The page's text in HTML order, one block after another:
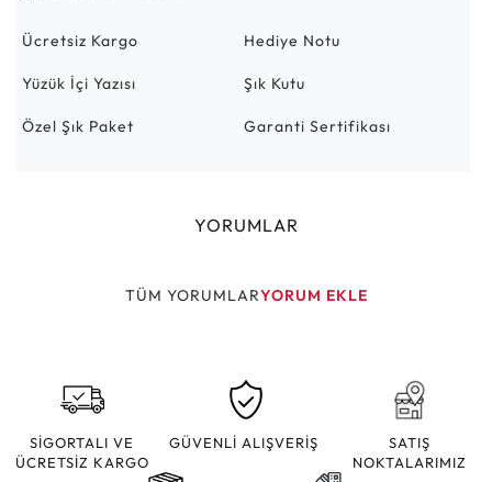
Ücretsiz Kargo Hediye Notu
Yüzük İçi Yazısı Şık Kutu
Özel Şık Paket Garanti Sertifikası
YORUMLAR
TÜM YORUMLARYORUM EKLE
SİGORTALI VE
ÜCRETSİZ KARGO
GÜVENLİ ALIŞVERİŞ
SATIŞ
NOKTALARIMIZ